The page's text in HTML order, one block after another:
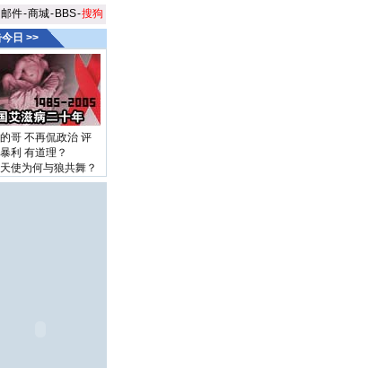
邮件-商城- BBS-搜狗
今日 >>
哥 不再侃政治 评
利 有道理？
使为何与狼共舞？